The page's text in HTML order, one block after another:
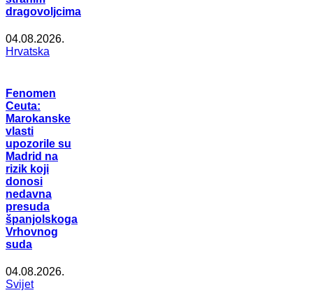
dragovoljcima
04.08.2026.
Hrvatska
Fenomen
Ceuta:
Marokanske
vlasti
upozorile su
Madrid na
rizik koji
donosi
nedavna
presuda
španjolskoga
Vrhovnog
suda
04.08.2026.
Svijet